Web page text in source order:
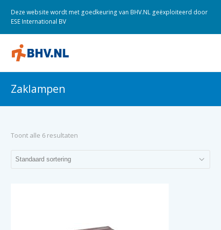
Deze website wordt met goedkeuring van BHV.NL geëxploiteerd door
ESE International BV
Zaklampen
Toont alle 6 resultaten